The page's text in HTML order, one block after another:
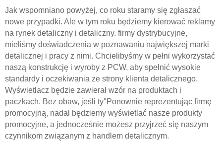
Jak wspomniano powyżej, co roku staramy się zgłaszać
nowe przypadki. Ale w tym roku będziemy kierować reklamy
na rynek detaliczny i detaliczny. firmy dystrybucyjne,
mieliśmy doświadczenia w poznawaniu największej marki
detalicznej i pracy z nimi. Chcielibyśmy w pełni wykorzystać
naszą konstrukcję i wyroby z PCW, aby spełnić wysokie
standardy i oczekiwania ze strony klienta detalicznego.
Wyświetlacz będzie zawierał wzór na produktach i
paczkach. Bez obaw, jeśli ty"Ponownie reprezentując firmę
promocyjną, nadal będziemy wyświetlać nasze produkty
promocyjne, a jednocześnie możesz przyjrzeć się naszym
czynnikom związanym z handlem detalicznym.